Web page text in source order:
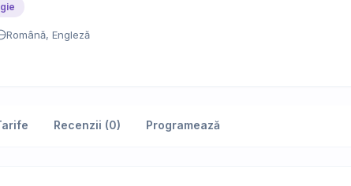
Română, Engleză
Recenzii (0) Programează